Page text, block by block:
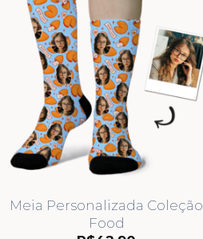
Meia Personalizada Coleção
Food